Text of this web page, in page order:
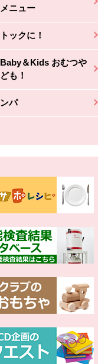
ニュー
ックに！
＆Kids おむつや
も！
パ